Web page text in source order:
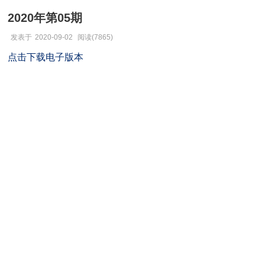
2020年第05期
发表于 2020-09-02 阅读(7865)
点击下载电子版本